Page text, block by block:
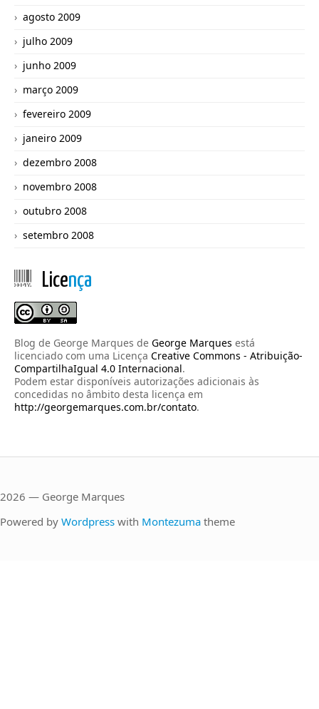
agosto 2009
julho 2009
junho 2009
março 2009
fevereiro 2009
janeiro 2009
dezembro 2008
novembro 2008
outubro 2008
setembro 2008
Licença
Blog de George Marques de George Marques está
licenciado com uma Licença Creative Commons - Atribuição-
CompartilhaIgual 4.0 Internacional.
Podem estar disponíveis autorizações adicionais às
concedidas no âmbito desta licença em
http://georgemarques.com.br/contato.
2026 — George Marques
Powered by Wordpress with Montezuma theme